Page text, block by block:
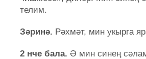
телим.
Зәринә. Рәхмәт, мин укырга
2 нче бала. Ә мин синең